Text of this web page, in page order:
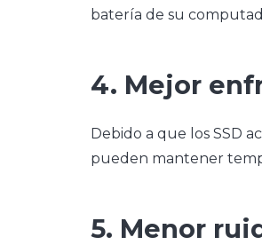
batería de su
4. Mejor
Debido a que los SSD
pueden mantener
5. Menor